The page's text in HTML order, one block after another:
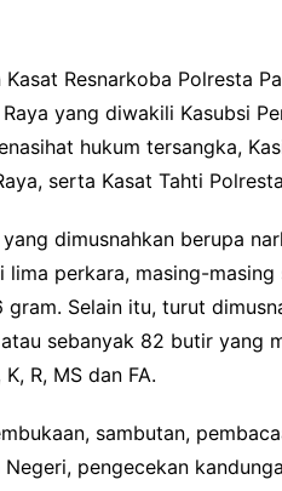
Resnarkoba Polresta
yang diwakili Kasubsi
hukum tersangka,
serta Kasat Tahti
dimusnahkan berupa
perkara, masing-masing
Selain itu, turut
sebanyak 82 butir yang
R, MS dan FA.
sambutan,
pengecekan